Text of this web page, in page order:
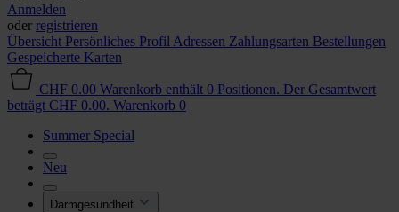
Anmelden
oder registrieren
Übersicht Persönliches Profil Adressen Zahlungsarten Bestellungen
Gespeicherte Karten
CHF 0.00 Warenkorb enthält 0 Positionen. Der Gesamtwert
beträgt CHF 0.00. Warenkorb 0
Summer Special
Neu
Darmgesundheit